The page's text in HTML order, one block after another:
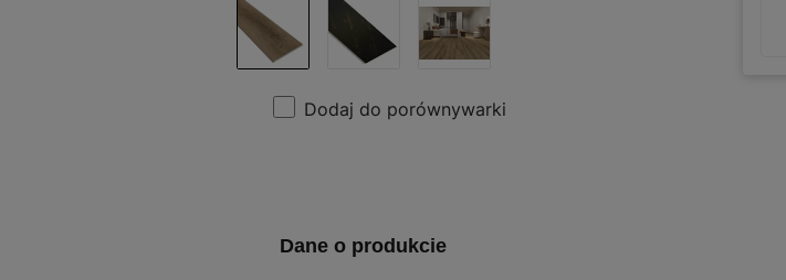
Dodaj do porównywarki